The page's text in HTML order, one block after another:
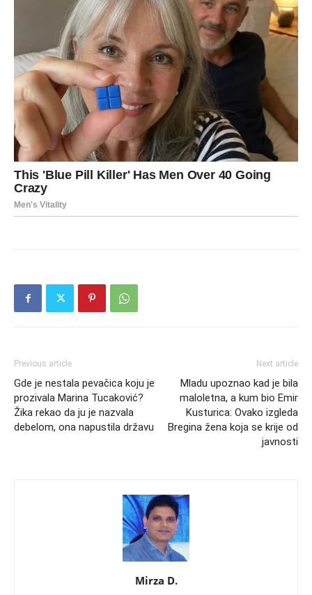
Previous article
Gde je nestala pevačica koju je
prozivala Marina Tucaković?
Žika rekao da ju je nazvala
debelom, ona napustila državu
Next article
Mladu upoznao kad je bila
maloletna, a kum bio Emir
Kusturica: Ovako izgleda
Bregina žena koja se krije od
javnosti
Mirza D.